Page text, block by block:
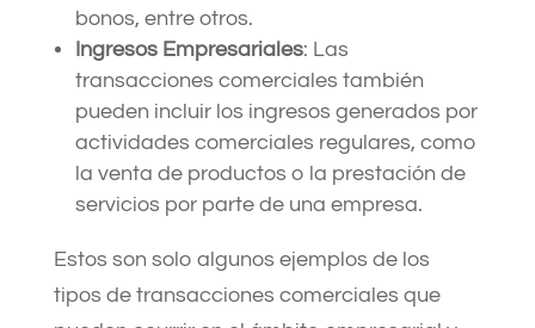
bonos, entre otros.
Ingresos Empresariales: Las
transacciones comerciales también
pueden incluir los ingresos generados por
actividades comerciales regulares, como
la venta de productos o la prestación de
servicios por parte de una empresa.
Estos son solo algunos ejemplos de los
tipos de transacciones comerciales que